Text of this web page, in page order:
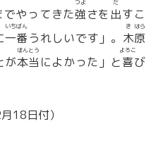
でやってきた強
つよ
さを 出
だ
すこ
一
いち
番
ばん
うれしいです」。 木
き
原
はら
が本
ほん
当
とう
によかった」と喜
よろこ
び
18日付）